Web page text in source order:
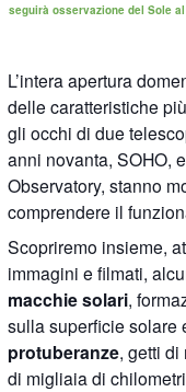
seguirà osservazione del Sole
L’intera apertura
delle caratteristiche
gli occhi di due
anni novanta, SOHO,
Observatory, stanno
comprendere il
Scopriremo insieme,
immagini e filmati,
macchie solari,
sulla superficie solare
protuberanze, getti
di migliaia di